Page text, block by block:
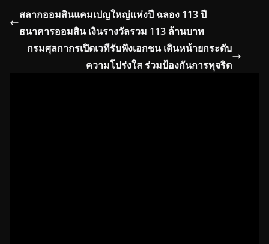
b
o
o
a
d
s
e
สลากออมสินแคมเปญใหญ่แห่งปี ฉลอง 113 ปี
ธนาคารออมสิน เงินรางวัลรวม 113 ล้านบาท
กรมศุลกากรเปิดเวทีรับฟังเอกชน เดินหน้ายกระดับ
ความโปร่งใส ร่วมป้องกันการทุจริต